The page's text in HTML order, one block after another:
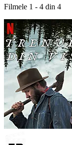
Filmele 1 - 4 din 4